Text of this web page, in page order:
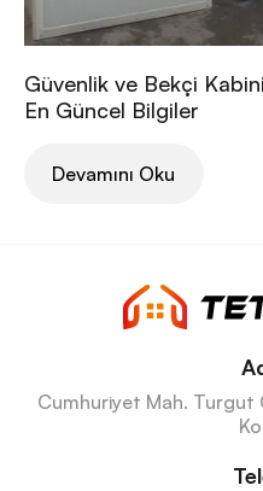
Güvenlik ve Bekçi
En Güncel Bilgiler
Devamını Oku
Cumhuriyet Mah. Turgut